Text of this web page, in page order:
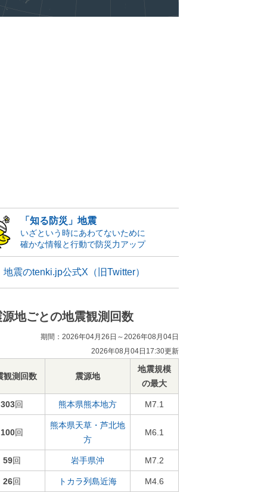
「知る防災」地震
いざという時にあわてないために
確かな情報と行動で防災力アップ
地震のtenki.jp公式X（旧Twitter）
源地ごとの地震観測回数
期間：2026年04月26日～2026年08月04日
2026年08月04日17:30更新
観測回数 震源地
地震規模
の最大
303回 熊本県熊本地方 M7.1
100回
熊本県天草・芦北地
方
M6.1
59回 岩手県沖 M7.2
26回 トカラ列島近海 M4.6